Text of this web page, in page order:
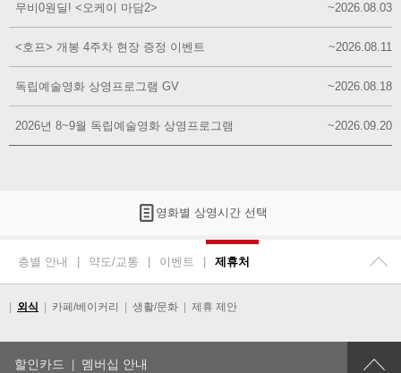
무비0원딜! <오케이 마담2> ~2026.08.03
<호프> 개봉 4주차 현장 증정 이벤트 ~2026.08.11
독립예술영화 상영프로그램 GV ~2026.08.18
2026년 8~9월 독립예술영화 상영프로그램 ~2026.09.20
영화별 상영시간 선택
층별 안내 약도/교통 이벤트 제휴처
외식 카페/베이커리 생활/문화 제휴 제안
할인카드 멤버십 안내